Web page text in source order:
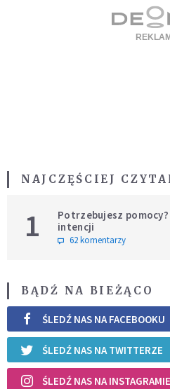
NAJCZĘŚCIEJ
1
Potrzebujesz
intencji
62 komentarzy
BĄDŹ NA BIEŻĄCO
ŚLEDŹ NAS NA FACEBOOKU
ŚLEDŹ NAS NA TWITTERZE
ŚLEDŹ NAS NA INSTAGRAMIE